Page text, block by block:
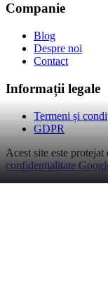
Companie
Blog
Despre noi
Contact
Informații legale
Termeni și
GDPR
Acest site este
confidențialitate